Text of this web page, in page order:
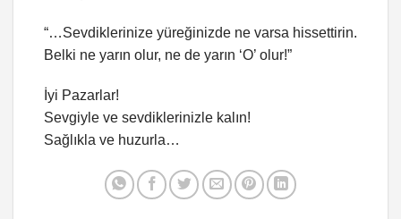
“…Sevdiklerinize yüreğinizde ne varsa hissettirin.
Belki ne yarın olur, ne de yarın ‘O’ olur!”
İyi Pazarlar!
Sevgiyle ve sevdiklerinizle kalın!
Sağlıkla ve huzurla…